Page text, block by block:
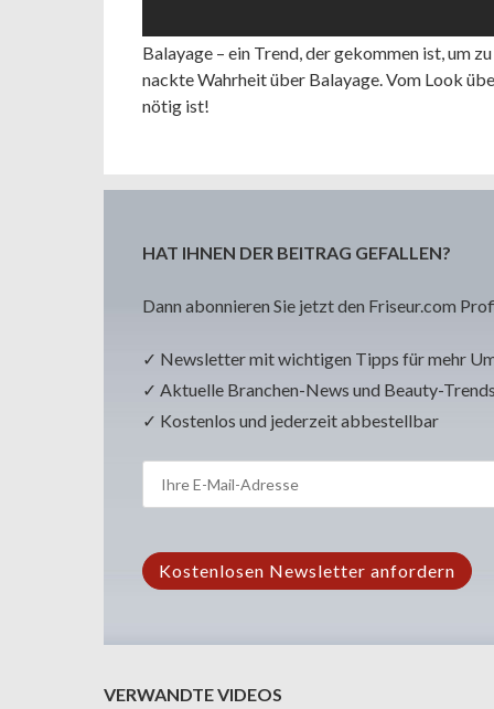
Balayage – ein Trend, der gekommen ist, um
nackte Wahrheit über Balayage. Vom Look
nötig ist!
HAT IHNEN DER BEITRAG GEFALLEN?
Dann abonnieren Sie jetzt den Friseur.com
✓ Newsletter mit wichtigen Tipps für mehr
✓ Aktuelle Branchen-News und Beauty-Trends
✓ Kostenlos und jederzeit abbestellbar
VERWANDTE VIDEOS